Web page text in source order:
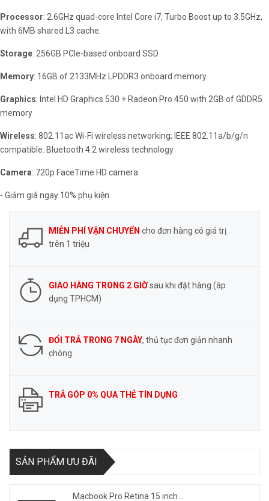
Processor: 2.6GHz quad-core Intel Core i7, Turbo Boost up to 3.5GHz,
with 6MB shared L3 cache.
Storage: 256GB PCIe-based onboard SSD.
Memory: 16GB of 2133MHz LPDDR3 onboard memory.
Graphics: Intel HD Graphics 530 + Radeon Pro 450 with 2GB of GDDR5
memory
Wireless: 802.11ac Wi-Fi wireless networking; IEEE 802.11a/b/g/n
compatible. Bluetooth 4.2 wireless technology
Camera: 720p FaceTime HD camera.
- Giảm giá ngay 10% phụ kiện.
MIỄN PHÍ VẬN CHUYỂN cho đơn hàng có giá trị
trên 1 triệu
GIAO HÀNG TRONG 2 GIỜsau khi đặt hàng (áp
dụng TPHCM)
ĐỔI TRẢ TRONG 7 NGÀY, thủ tục đơn giản nhanh
chóng
TRẢ GÓP 0% QUA THẺ TÍN DỤNG
SẢN PHẨM ƯU ĐÃI
Macbook Pro Retina 15 inch ...